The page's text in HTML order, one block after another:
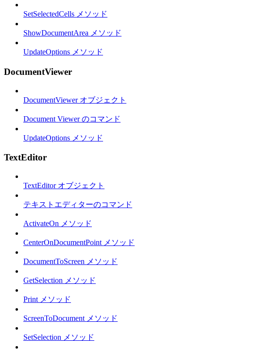
SetSelectedCells メソッド
ShowDocumentArea メソッド
UpdateOptions メソッド
DocumentViewer
DocumentViewer オブジェクト
Document Viewer のコマンド
UpdateOptions メソッド
TextEditor
TextEditor オブジェクト
テキストエディターのコマンド
ActivateOn メソッド
CenterOnDocumentPoint メソッド
DocumentToScreen メソッド
GetSelection メソッド
Print メソッド
ScreenToDocument メソッド
SetSelection メソッド